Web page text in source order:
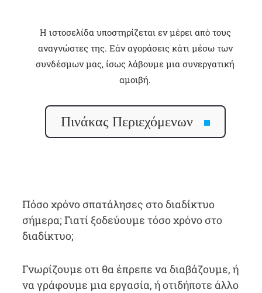
Η ιστοσελίδα υποστηρίζεται εν μέρει από τους
αναγνώστες της. Εάν αγοράσεις κάτι μέσω των
συνδέσμων μας, ίσως λάβουμε μια συνεργατική
αμοιβή.
Πινάκας Περιεχόμενων
Πόσο χρόνο σπατάλησες στο διαδίκτυο
σήμερα; Γιατί ξοδεύουμε τόσο χρόνο στο
διαδίκτυο;
Γνωρίζουμε οτι θα έπρεπε να διαβάζουμε, ή
να γράφουμε μια εργασία, ή οτιδήποτε άλλο